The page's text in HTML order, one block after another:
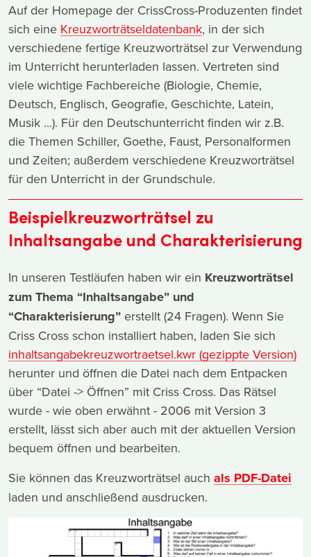
Auf der Homepage der CrissCross-Produzenten findet
sich eine Kreuzworträtseldatenbank, in der sich
verschiedene fertige Kreuzworträtsel zur Verwendung
im Unterricht herunterladen lassen. Vertreten sind
viele wichtige Fachbereiche (Biologie, Chemie,
Deutsch, Englisch, Geografie, Geschichte, Latein,
Musik ...). Für den Deutschunterricht finden wir z.B.
die Themen Schiller, Goethe, Faust, Personalformen
und Zeiten; außerdem verschiedene Kreuzworträtsel
für den Unterricht in der Grundschule.
Beispielkreuzworträtsel zu
Inhaltsangabe und Charakterisierung
In unseren Testläufen haben wir ein Kreuzworträtsel
zum Thema “Inhaltsangabe” und
“Charakterisierung” erstellt (24 Fragen). Wenn Sie
Criss Cross schon installiert haben, laden Sie sich
inhaltsangabekreuzwortraetsel.kwr (gezippte Version)
herunter und öffnen die Datei nach dem Entpacken
über “Datei -> Öffnen” mit Criss Cross. Das Rätsel
wurde - wie oben erwähnt - 2006 mit Version 3
erstellt, lässt sich aber auch mit der aktuellen Version
bequem öffnen und bearbeiten.
Sie können das Kreuzworträtsel auch als PDF-Datei
laden und anschließend ausdrucken.